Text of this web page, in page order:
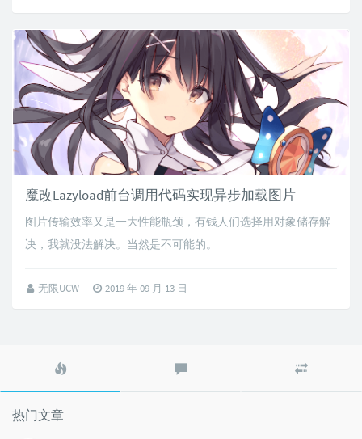
魔改Lazyload前台调用代码实现异步加载图片
图片传输效率又是一大性能瓶颈，有钱人们选择用对象储存解
决，我就没法解决。当然是不可能的。
无限UCW 2019 年 09 月 13 日
文
评
文
热门文章